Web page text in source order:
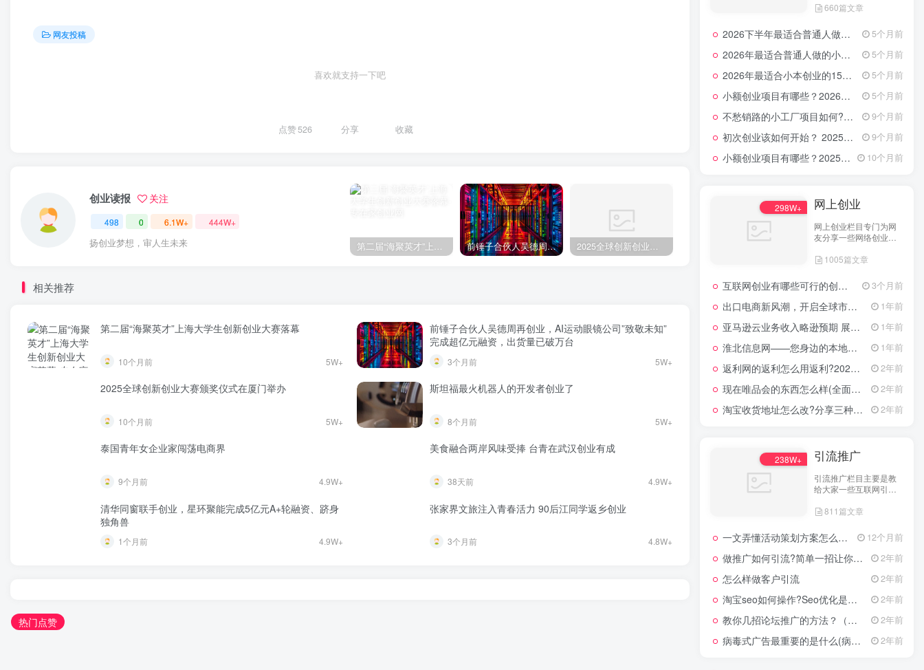
网友投稿
喜欢就支持一下吧
点赞526 分享 收藏
创业读报 关注
498 0 6.1W+ 444W+
扬创业梦想，审人生未来 第二届“海聚英才”上海大学生创新创业大赛落幕 前锤子合伙人吴德周再创业，AI运动眼镜公司”致敬未知”完成超亿元融资，出货量已破万台 2025全球创新创业大赛颁奖仪式在厦门举办 泰国青年女企业家闯荡电商界
相关推荐
第二届“海聚英才”上海大学生创新创业大赛落幕
10个月前 5W+
前锤子合伙人吴德周再创业，AI运动眼镜公司”致敬未知”
完成超亿元融资，出货量已破万台
3个月前 5W+
2025全球创新创业大赛颁奖仪式在厦门举办
10个月前 5W+
斯坦福最火机器人的开发者创业了
8个月前 5W+
泰国青年女企业家闯荡电商界
9个月前 4.9W+
美食融合两岸风味受捧 台青在武汉创业有成
38天前 4.9W+
清华同窗联手创业，星环聚能完成5亿元A+轮融资、跻身
独角兽
1个月前 4.9W+
张家界文旅注入青春活力 90后江同学返乡创业
3个月前 4.8W+
热门点赞
并为网友提供小成本创
经验分享。
660篇文章
2026下半年最适合普通人做的小生意！看完对你有收获，普通人也能月入过万的实战路子 5个月前
2026年最适合普通人做的小生意！看完对你有收获的实用清单 5个月前
2026年最适合小本创业的15大类20个项目，月入过万不是梦 5个月前
小额创业项目有哪些？2026年指南：低成本高回报的40个轻资产赛道全解析 5个月前
不愁销路的小工厂项目如何?2025年最新10种项目不愁销路 9个月前
初次创业该如何开始？ 2025年最新适合年轻人的低成本创业项目 9个月前
小额创业项目有哪些？2025年最新15个小额投资创业好项目 10个月前
298W+ 网上创业
网上创业栏目专门为网
友分享一些网络创业项
上创业做生意经验以及
1005篇文章
互联网创业有哪些可行的创业方案？ 3个月前
出口电商新风潮，开启全球市场的数字化之门 1年前
亚马逊云业务收入略逊预期 展望未来创新潜力依然可期 1年前
淮北信息网——您身边的本地生活服务平台 1年前
返利网的返利怎么用返利?2024年网购返利教程 2年前
现在唯品会的东西怎么样(全面评测其产品质量) 2年前
淘宝收货地址怎么改?分享三种最常见的修改方式 2年前
238W+ 引流推广
引流推广栏目主要是教
给大家一些互联网引流
业的引流技术和推广技
在犯难！
811篇文章
一文弄懂活动策划方案怎么写，2025年最新超全干货来了！ 12个月前
做推广如何引流?简单一招让你流量爆增 2年前
怎么样做客户引流 2年前
淘宝seo如何操作?Seo优化是什么意思? 2年前
教你几招论坛推广的方法？（具体论坛推广的步骤） 2年前
病毒式广告最重要的是什么(病毒式广告的创意策略) 2年前